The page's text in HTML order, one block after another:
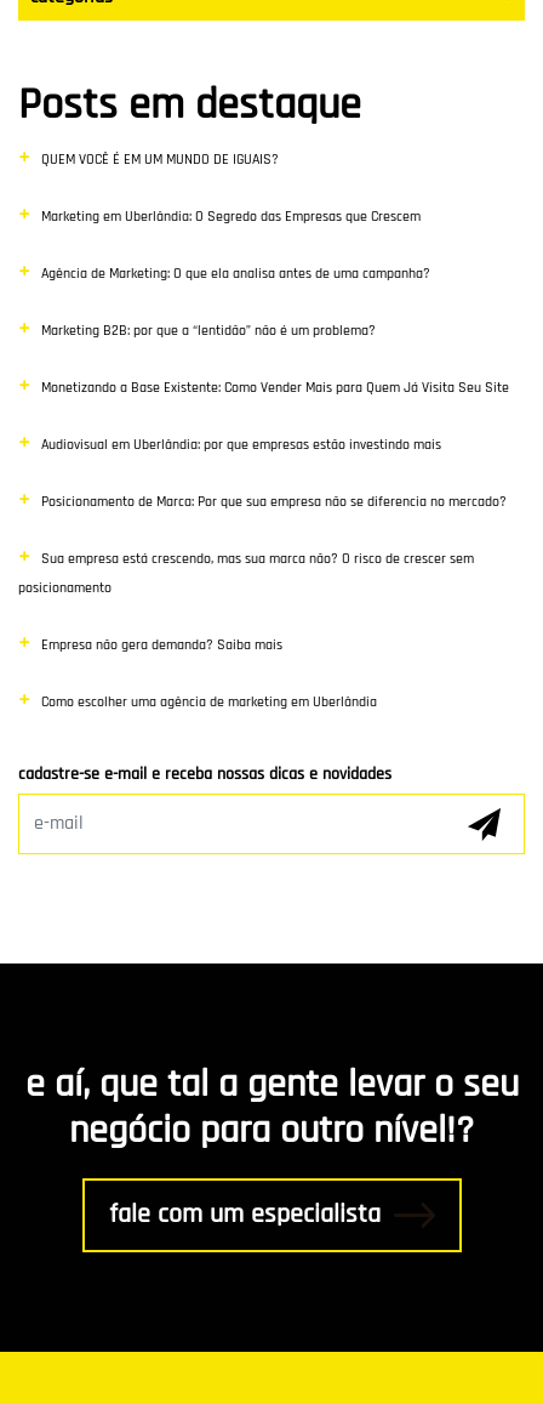
Blog
Vendas
Destaque
Inbound Marketing
Desenvolvimento Web
Google Ads
E-commerce
Poisiconamento e Branding
SEO
Marketing Digital
Desenvolvimento de app
R8 Indica
Gestão
Posts em destaque
QUEM VOCÊ É EM UM MUNDO DE IGUAIS?
Marketing em Uberlândia: O Segredo das Empresas que Crescem
Agência de Marketing: O que ela analisa antes de uma campanha?
Marketing B2B: por que a “lentidão” não é um problema?
Monetizando a Base Existente: Como Vender Mais para Quem Já Visita Seu Site
Audiovisual em Uberlândia: por que empresas estão investindo mais
Posicionamento de Marca: Por que sua empresa não se diferencia no mercado?
Sua empresa está crescendo, mas sua marca não? O risco de crescer sem
posicionamento
Empresa não gera demanda? Saiba mais
Como escolher uma agência de marketing em Uberlândia
cadastre-se e-mail e receba nossas dicas e novidades
e aí, que tal a gente levar o seu
negócio para outro nível!?
fale com um especialista